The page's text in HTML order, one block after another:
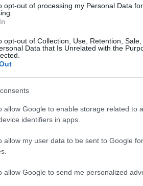
opt-out of processing my Personal Data
opt-out of Collection, Use, Retention,
Data that Is Unrelated with the
allow Google to enable storage related to
identifiers in apps.
allow my user data to be sent to Google
allow Google to send me personalized
esett
tartja, hogy Oroszország és
állt: hadnagyi
rangot kapott a Gödöllői